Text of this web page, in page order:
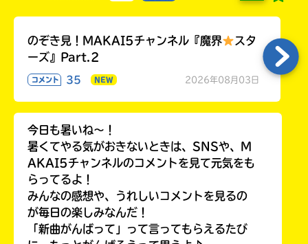
のぞき見！MAKAI5チャンネル『魔界
スタ
ーズ』Part.2
コメント 35 NEW 2026年08月03日
今日も暑いね〜！
暑くてやる気がおきないときは、SNSや、M
AKAI5チャンネルのコメントを見て元気をも
らってるよ！
みんなの感想や、うれしいコメントを見るの
が毎日の楽しみなんだ！
「新曲がんばって」って言ってもらえるたび